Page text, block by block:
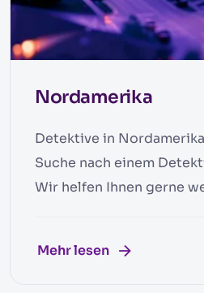
Nordamerika
Detektive in
Suche nach einem
Wir helfen Ihnen gerne
Mehr lesen